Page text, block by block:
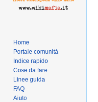
Home
Portale comunità
Indice rapido
Cose da fare
Linee guida
FAQ
Aiuto